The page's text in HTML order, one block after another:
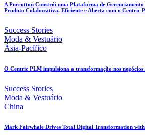
A Purcotton Constrói uma Plataforma de Gerenciamento
Produto Colaborativa, Eficiente e Aberta com o Centric
Success Stories
Moda & Vestuário
Ásia-Pacífico
O Centric PLM impulsiona a transformação nos
Success Stories
Moda & Vestuário
China
Mark Fairwhale Drives Total Digital Transformation